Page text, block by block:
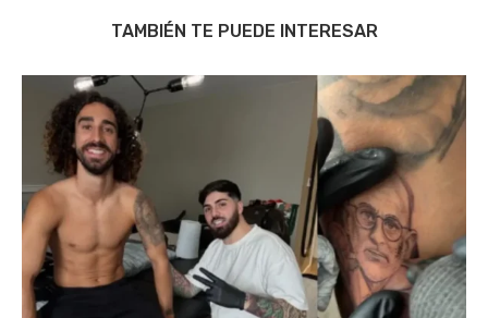
TAMBIÉN TE PUEDE INTERESAR